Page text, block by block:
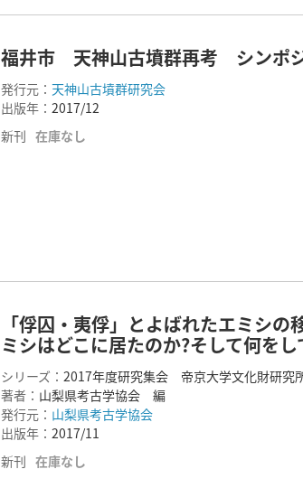
福井市 天神山古墳群再考 シンポ
発行元： 天神山古墳群研究会
出版年： 2017/12
新刊 在庫なし
「俘囚・夷俘」とよばれたエミシ
ミシはどこに居たのか?そして何を
シリーズ： 2017年度研究集会 帝京大学文化財研究
著者： 山梨県考古学協会 編
発行元： 山梨県考古学協会
出版年： 2017/11
新刊 在庫なし